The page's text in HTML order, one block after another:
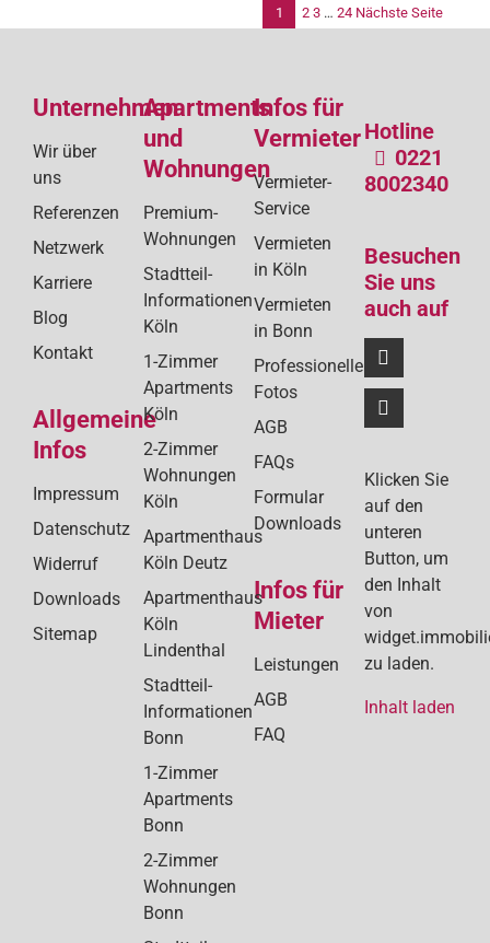
1 2 3 … 24 Nächste Seite
Unternehmen
Wir über
uns
Referenzen
Netzwerk
Karriere
Blog
Kontakt
Allgemeine
Infos
Impressum
Datenschutz
Widerruf
Downloads
Sitemap
Apartments
und
Wohnungen
Premium-
Wohnungen
Stadtteil-
Informationen
Köln
1-Zimmer
Apartments
Köln
2-Zimmer
Wohnungen
Köln
Apartmenthaus
Köln Deutz
Apartmenthaus
Köln
Lindenthal
Stadtteil-
Informationen
Bonn
1-Zimmer
Apartments
Bonn
2-Zimmer
Wohnungen
Bonn
Infos für
Vermieter
Vermieter-
Service
Vermieten
in Köln
Vermieten
in Bonn
Professionelle
Fotos
AGB
FAQs
Formular
Downloads
Infos für
Mieter
Leistungen
AGB
FAQ
Hotline
0221
8002340
Besuchen
Sie uns
auch auf
Klicken Sie
auf den
unteren
Button, um
den Inhalt
von
zu laden.
Inhalt laden